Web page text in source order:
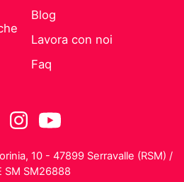
Blog
Lavora con noi
Faq
10 - 47899 Serravalle (RSM) /
SM SM26888